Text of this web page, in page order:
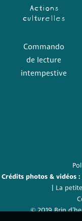
Actions
culturelles
Commando
de lecture
intempestive
Crédits photos & vidéos :
La
© 2019 Brin